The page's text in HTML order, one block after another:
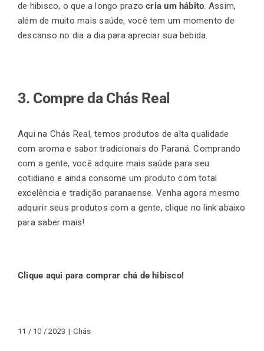
de hibisco, o que a longo prazo cria um hábito. Assim,
além de muito mais saúde, você tem um momento de
descanso no dia a dia para apreciar sua bebida.
3. Compre da Chás Real
Aqui na Chás Real, temos produtos de alta qualidade
com aroma e sabor tradicionais do Paraná. Comprando
com a gente, você adquire mais saúde para seu
cotidiano e ainda consome um produto com total
excelência e tradição paranaense. Venha agora mesmo
adquirir seus produtos com a gente, clique no link abaixo
para saber mais!
Clique aqui para comprar chá de hibisco!
11 / 10 / 2023 | Chás